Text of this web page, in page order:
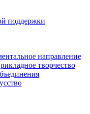
поддержки
направление
творчество